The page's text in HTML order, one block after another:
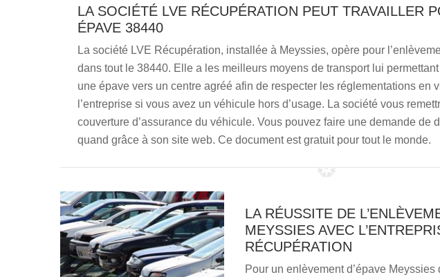
LA SOCIÉTÉ LVE RÉCUPÉRATION PEUT TRAVAILLER
ÉPAVE 38440
La société LVE Récupération, installée à Meyssies, opère pour
dans tout le 38440. Elle a les meilleurs moyens de transport lui
une épave vers un centre agréé afin de respecter les réglementations en
l’entreprise si vous avez un véhicule hors d’usage. La société vous
couverture d’assurance du véhicule. Vous pouvez faire une demande de
quand grâce à son site web. Ce document est gratuit pour tout le monde.
LA RÉUSSITE DE
MEYSSIES AVEC
RÉCUPÉRATION
Pour un enlèvement d’épave